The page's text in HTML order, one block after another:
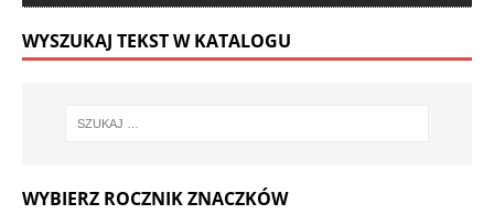
WYSZUKAJ TEKST W KATALOGU
WYBIERZ ROCZNIK ZNACZKÓW